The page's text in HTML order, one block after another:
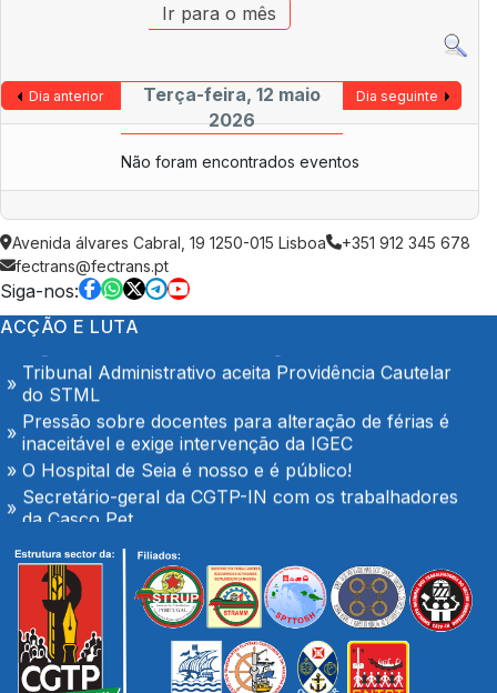
Ir para o mês
Dia anterior
Terça-feira, 12 maio
2026
Dia seguinte
Não foram encontrados eventos
Avenida álvares Cabral, 19 1250-015 Lisboa
+351 912 345 678
fectrans@fectrans.pt
Siga-nos:
ACÇÃO E LUTA
Trabalhadores da Super Bock conquistam aumento
salarial
Enfermeiros do Montepio Rainha Dona Leonor
(Caldas da Rainha), em Greve
Algarve em luta no dia 7 de Agosto
Tribunal Administrativo aceita Providência Cautelar
do STML
Pressão sobre docentes para alteração de férias é
inaceitável e exige intervenção da IGEC
O Hospital de Seia é nosso e é público!
Secretário-geral da CGTP-IN com os trabalhadores
da Casco Pet
Trabalho Vertical no sector de mercadorias
FENPROF considera inaceitável o modelo de
pagamento imposto aos professores classificadores
Plenário com os trabalhadores das oficinas da
TRANSDEV em Palmeiro
Trabalhadores da Super Bock conquistam aumento